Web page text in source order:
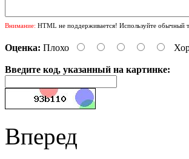
Внимание: HTML не поддерживается! Используйте обычный
Оценка: Плохо
Введите код, указанный на картинке:
Вперед